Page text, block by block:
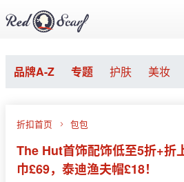
品牌A-Z 专题 护肤 美妆
折扣首页 包包
The Hut首饰配饰低至5折+折
巾£69，泰迪渔夫帽£18！